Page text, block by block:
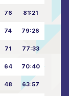
76 81:21
74 79:26
71 77:33
64 70:40
48 63:57